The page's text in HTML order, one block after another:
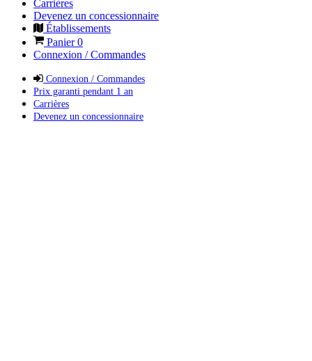
Carrières
Devenez un concessionnaire
Établissements
Panier0
Connexion / Commandes
Connexion / Commandes
Prix garanti pendant 1 an
Carrières
Devenez un concessionnaire